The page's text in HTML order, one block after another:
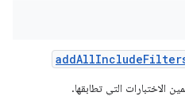
addAllInclude
الاختبارات التي تطابقها.